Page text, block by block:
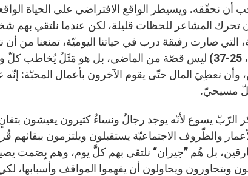
أن نحقّقه. ويسيطر الواقع الافتراضي على الحياة
تحرك المشاعر للحظات قليلة، لكن عندما نلتقي بهم
التي صارت رفيقة درب في حياتنا اليوميّة، تمنعنا من
لوقا 10، 25-37) ليس قصّة من الماضي، بل هو مَثَلٌ
وأن نعطِيَ المال حتّى يقوم الآخرون بأعمال المحبّة:
مسيحيّ.
الرّبّ يسوع لأنّه يوجد رجالٌ ونساءٌ كثيرون يعيشون
والظّروف الاجتماعيّة يستقبلون ويلتزمون
بل هُم ”جيران“ نلتقي بهم كلَّ يوم، وهم بِصَمت
ويتحاورون ويحاولون أن يفهموا المواقف وأسبابها،